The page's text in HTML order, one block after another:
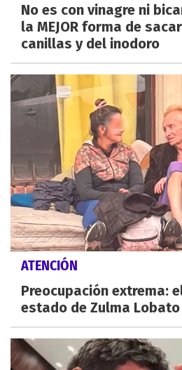
No es con vinagre ni
la MEJOR forma de
canillas y del inodoro
ATENCIÓN
Preocupación extrema:
estado de Zulma Lobato